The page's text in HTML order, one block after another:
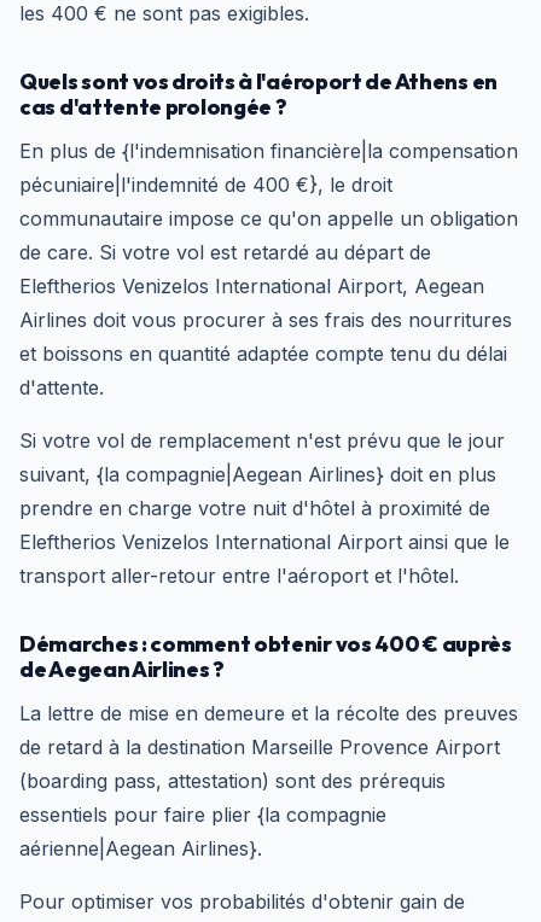
les 400 € ne sont pas exigibles.
Quels sont vos droits à l'aéroport de Athens en
cas d'attente prolongée ?
En plus de {l'indemnisation financière|la compensation
pécuniaire|l'indemnité de 400 €}, le droit
communautaire impose ce qu'on appelle un obligation
de care. Si votre vol est retardé au départ de
Eleftherios Venizelos International Airport, Aegean
Airlines doit vous procurer à ses frais des nourritures
et boissons en quantité adaptée compte tenu du délai
d'attente.
Si votre vol de remplacement n'est prévu que le jour
suivant, {la compagnie|Aegean Airlines} doit en plus
prendre en charge votre nuit d'hôtel à proximité de
Eleftherios Venizelos International Airport ainsi que le
transport aller-retour entre l'aéroport et l'hôtel.
Démarches : comment obtenir vos 400 € auprès
de Aegean Airlines ?
La lettre de mise en demeure et la récolte des preuves
de retard à la destination Marseille Provence Airport
(boarding pass, attestation) sont des prérequis
essentiels pour faire plier {la compagnie
aérienne|Aegean Airlines}.
Pour optimiser vos probabilités d'obtenir gain de